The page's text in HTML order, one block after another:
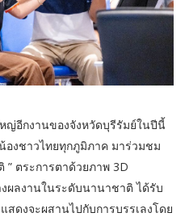
ญ่อีกงานของจังหวัดบุรีรัมย์ในปีนี้
งชาวไทยทุกภูมิภาค มาร่วมชม
” ตระการตาด้วยภาพ 3D
ผลงานในระดับนานาชาติ ได้รับ
ดงจะผสานไปกับการบรรเลงโดย